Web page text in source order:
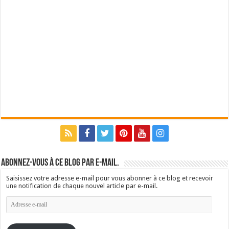
Abonnez-vous à ce blog par e-mail.
Saisissez votre adresse e-mail pour vous abonner à ce blog et recevoir
une notification de chaque nouvel article par e-mail.
Adresse
e-